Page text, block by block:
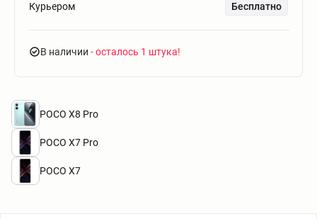
Курьером Бесплатно
В наличии - осталось 1 штука
POCO X8 Pro
POCO X7 Pro
POCO X7